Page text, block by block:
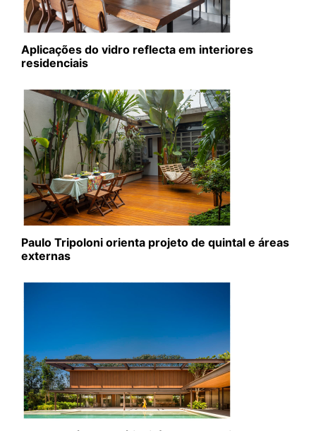
Aplicações do vidro reflecta em interiores
residenciais
Paulo Tripoloni orienta projeto de quintal e áreas
externas